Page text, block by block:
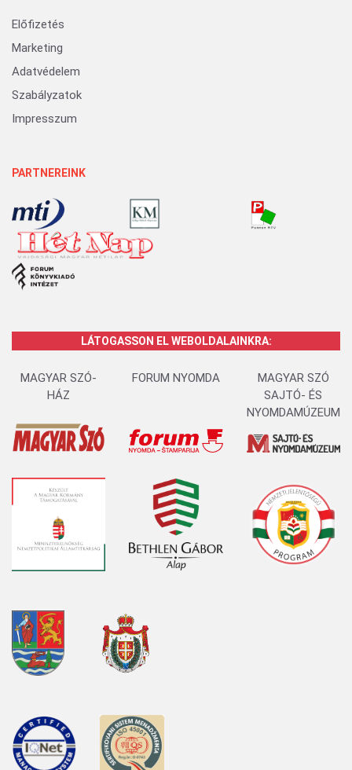
Előfizetés
Marketing
Adatvédelem
Szabályzatok
Impresszum
PARTNEREINK
LÁTOGASSON EL WEBOLDALAINKRA:
MAGYAR SZÓ-
HÁZ
FORUM NYOMDA
MAGYAR SZÓ
SAJTÓ- ÉS
NYOMDAMÚZEUM